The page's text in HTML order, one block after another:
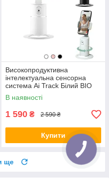
Високопродуктивна
інтелектуальна сенсорна
система Ai Track Білий BIO
В наявності
1 590 ₴ 2 590 ₴
Купити
ще